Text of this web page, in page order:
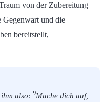
von der Zubereitung
Gegenwart und die
bereitstellt,
also: 9Mache dich auf,